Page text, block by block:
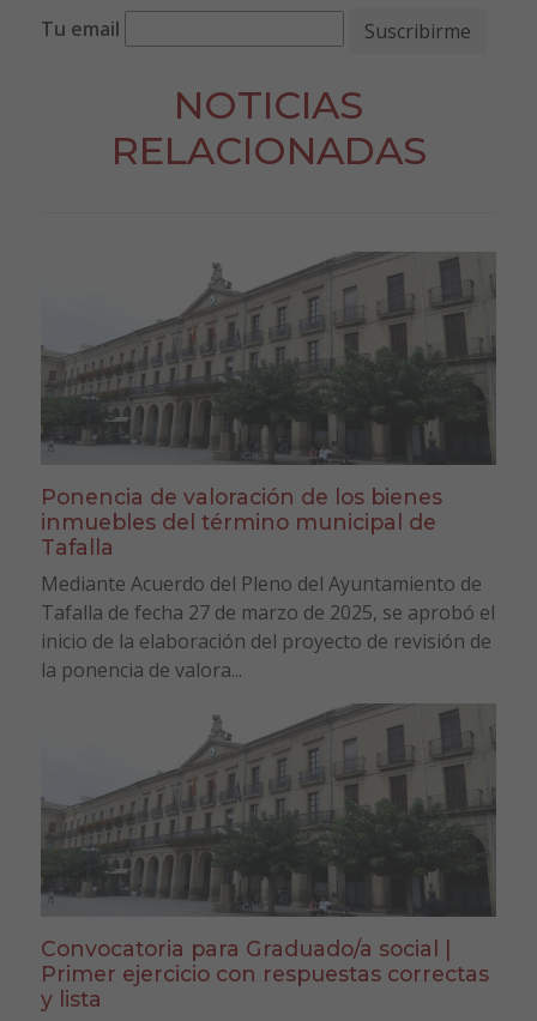
Tu email
NOTICIAS
RELACIONADAS
Ponencia de valoración de los bienes
inmuebles del término municipal de
Tafalla
Mediante Acuerdo del Pleno del Ayuntamiento de
Tafalla de fecha 27 de marzo de 2025, se aprobó el
inicio de la elaboración del proyecto de revisión de
la ponencia de valora...
Convocatoria para Graduado/a social |
Primer ejercicio con respuestas correctas
y lista